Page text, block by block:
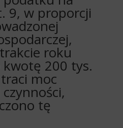
9, w proporcji
roku
200 tys.
moc
tę